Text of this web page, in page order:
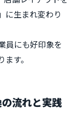
に生まれ変わり
員にも好印象を
す。
流れと実践